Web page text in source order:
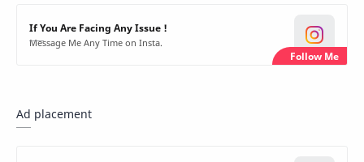
If You Are Facing Any Issue !
Message Me Any Time on Insta.
Ad placement